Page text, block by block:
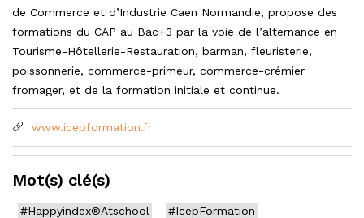
de Commerce et d’Industrie Caen Normandie, propose des
formations du CAP au Bac+3 par la voie de l’alternance en
Tourisme-Hôtellerie-Restauration, barman, fleuristerie,
poissonnerie, commerce-primeur, commerce-crémier
fromager, et de la formation initiale et continue.
www.icepformation.fr
Mot(s) clé(s)
#Happyindex®Atschool #IcepFormation